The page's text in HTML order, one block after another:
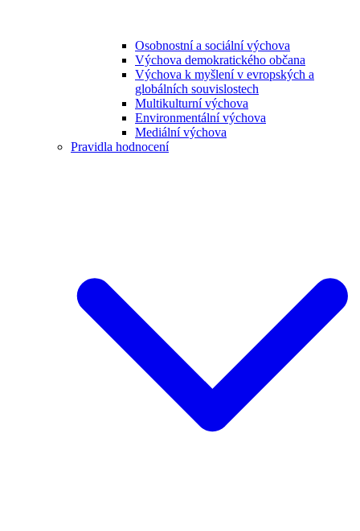
Osobnostní a sociální výchova
Výchova demokratického občana
Výchova k myšlení v evropských a
globálních souvislostech
Multikulturní výchova
Environmentální výchova
Mediální výchova
Pravidla hodnocení